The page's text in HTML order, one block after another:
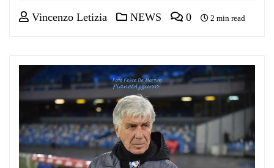
Vincenzo Letizia NEWS 0 2 min read